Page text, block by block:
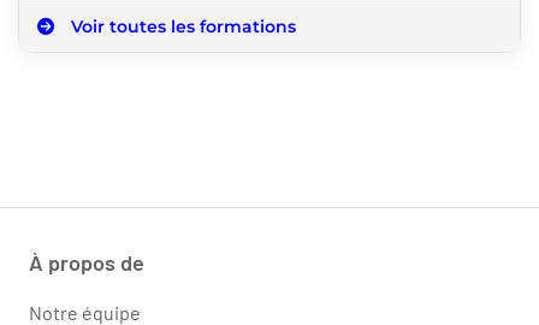
Voir toutes les formations
À propos de
Notre équipe